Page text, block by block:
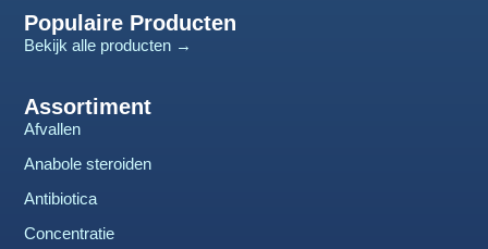
Populaire Producten
Bekijk alle producten →
Assortiment
Afvallen
Anabole steroiden
Antibiotica
Concentratie